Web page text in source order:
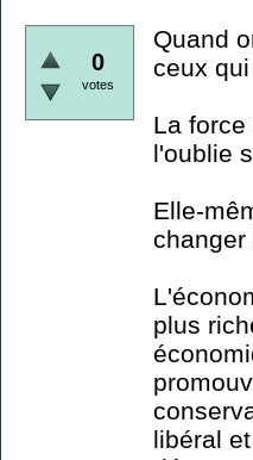
0
votes
Quand
ceux
La
l'oublie
Elle-
changer
plus
libéral